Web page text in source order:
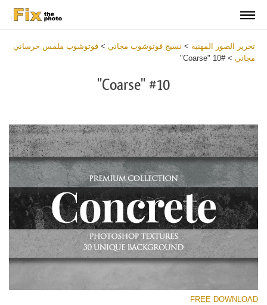
تحرير الصور المهنية > نسيج فوتوشوب مجاني > فوتوشوب ملمس خرساني
مجاني >
#10 "Coarse"
#10 "Coarse"
رجاء اختر
Download
Free
Overlay
FREE DOWNLOAD